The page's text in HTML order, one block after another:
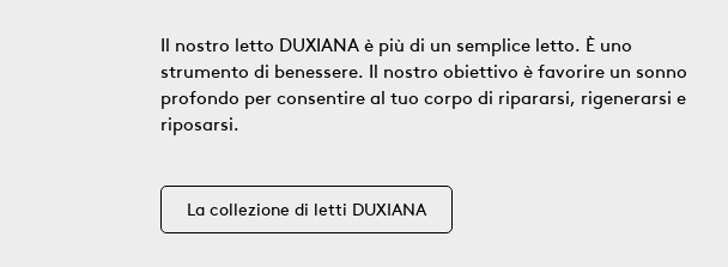
Il nostro letto DUXIANA è più di un semplice letto. È uno
strumento di benessere. Il nostro obiettivo è favorire un sonno
profondo per consentire al tuo corpo di ripararsi, rigenerarsi e
riposarsi.
La collezione di letti DUXIANA